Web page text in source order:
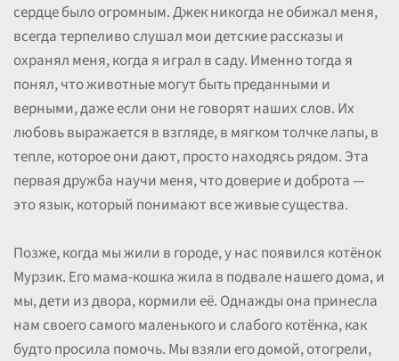
сердце было огромным. Джек никогда не обижал меня,
всегда терпеливо слушал мои детские рассказы и
охранял меня, когда я играл в саду. Именно тогда я
понял, что животные могут быть преданными и
верными, даже если они не говорят наших слов. Их
любовь выражается в взгляде, в мягком толчке лапы, в
тепле, которое они дают, просто находясь рядом. Эта
первая дружба научи меня, что доверие и доброта —
это язык, который понимают все живые существа.
Позже, когда мы жили в городе, у нас появился котёнок
Мурзик. Его мама-кошка жила в подвале нашего дома, и
мы, дети из двора, кормили её. Однажды она принесла
нам своего самого маленького и слабого котёнка, как
будто просила помочь. Мы взяли его домой, отогрели,